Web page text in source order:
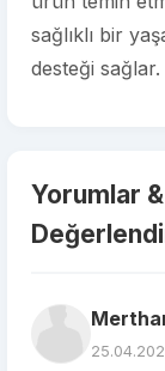
sağlıklı bir
desteği sağlar.
Yorumlar &